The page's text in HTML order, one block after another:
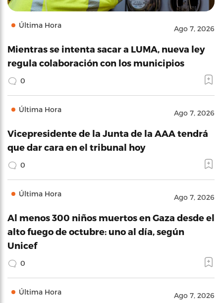
Última Hora Ago 7, 2026
Mientras se intenta sacar a LUMA, nueva ley
regula colaboración con los municipios
0
Última Hora Ago 7, 2026
Vicepresidente de la Junta de la AAA tendrá
que dar cara en el tribunal hoy
0
Última Hora Ago 7, 2026
Al menos 300 niños muertos en Gaza desde el
alto fuego de octubre: uno al día, según
Unicef
0
Última Hora Ago 7, 2026